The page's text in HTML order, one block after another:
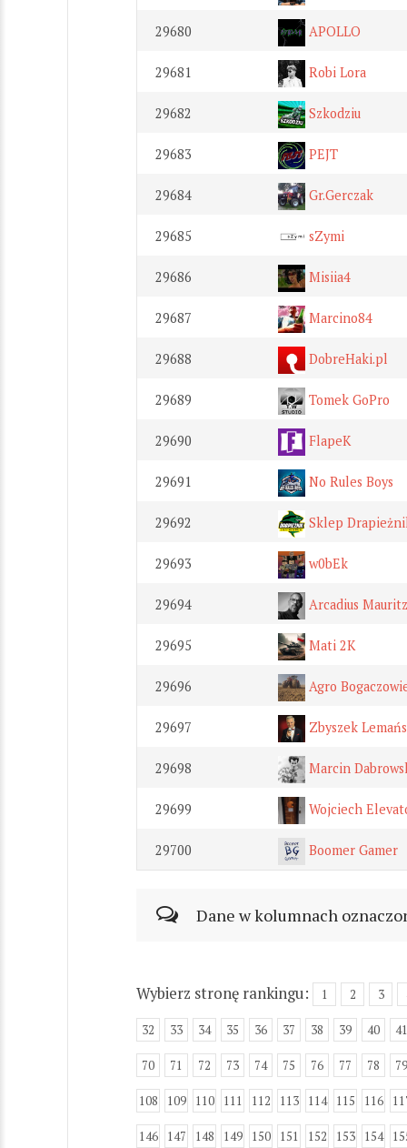
29680 APOLLO
29681 Robi Lora
29682 Szkodziu
29683 PEJT
29684 Gr.Gerczak
29685 sZymi
29686 Misiia4
29687 Marcino84
29688 DobreHaki.pl
29689 Tomek GoPro
29690 FlapeK
29691 No Rules Boys
29692 Sklep
29693 w0bEk
29694 Arcadius
29695 Mati 2K
29696 Agro
29697 Zbyszek
29698 Marcin
29699 Wojciech
29700 Boomer Gamer
Dane w kolumnach
Wybierz stronę rankingu: 1 2 3
32 33 34 35 36 37 38 39 40 41
70 71 72 73 74 75 76 77 78 79
108 109 110 111 112 113 114 115 116
146 147 148 149 150 151 152 153 154